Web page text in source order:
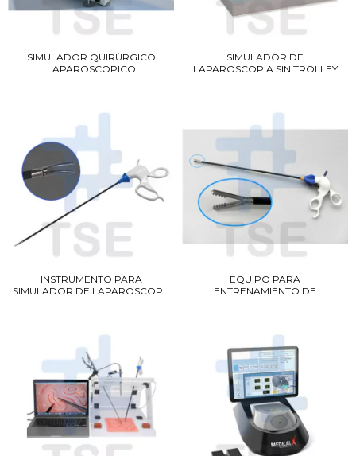
SIMULADOR QUIRÚRGICO
LAPAROSCOPICO
SIMULADOR DE
LAPAROSCOPIA SIN TROLLEY
INSTRUMENTO PARA
SIMULADOR DE LAPAROSCOP...
EQUIPO PARA
ENTRENAMIENTO DE